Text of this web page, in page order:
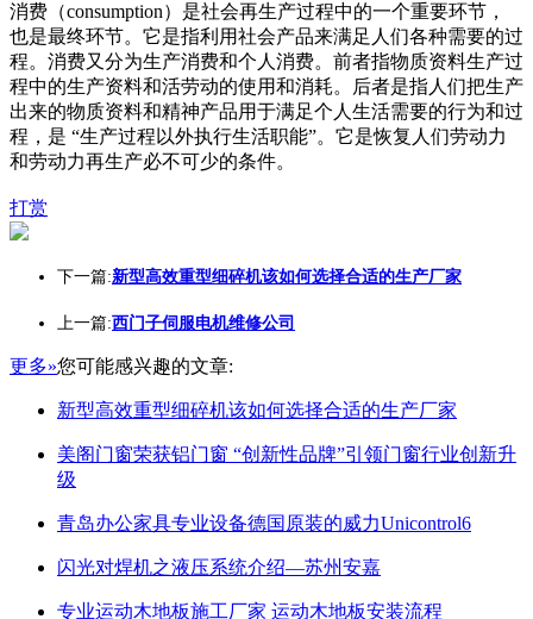
消费（consumption）是社会再生产过程中的一个重要环节，
也是最终环节。它是指利用社会产品来满足人们各种需要的过
程。消费又分为生产消费和个人消费。前者指物质资料生产过
程中的生产资料和活劳动的使用和消耗。后者是指人们把生产
出来的物质资料和精神产品用于满足个人生活需要的行为和过
程，是 “生产过程以外执行生活职能”。它是恢复人们劳动力
和劳动力再生产必不可少的条件。
打赏
下一篇:新型高效重型细碎机该如何选择合适的生产厂家
上一篇:西门子伺服电机维修公司
更多»您可能感兴趣的文章:
新型高效重型细碎机该如何选择合适的生产厂家
美阁门窗荣获铝门窗 “创新性品牌”引领门窗行业创新升
级
青岛办公家具专业设备德国原装的威力Unicontrol6
闪光对焊机之液压系统介绍—苏州安嘉
专业运动木地板施工厂家 运动木地板安装流程